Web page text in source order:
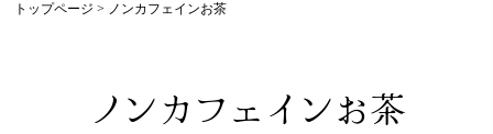
トップページ ノンカフェインお茶
ノンカフェインお茶